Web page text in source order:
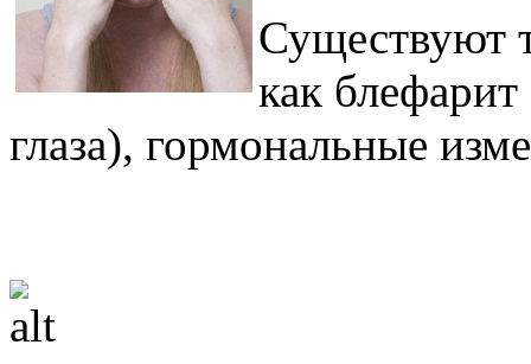
Существуют
как
глаза), гормональные